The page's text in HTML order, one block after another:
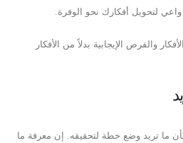
لتحويل أفكارك نحو الوفرة.
والفرص الإيجابية بدلاً من الأفكار
ما تريد وضع خطة لتحقيقه. إن معرفة ما